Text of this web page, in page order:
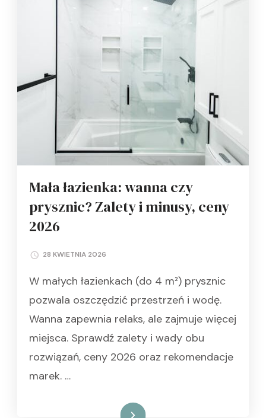
Mała łazienka: wanna czy
prysznic? Zalety i minusy, ceny
2026
28 KWIETNIA 2026
W małych łazienkach (do 4 m²) prysznic
pozwala oszczędzić przestrzeń i wodę.
Wanna zapewnia relaks, ale zajmuje więcej
miejsca. Sprawdź zalety i wady obu
rozwiązań, ceny 2026 oraz rekomendacje
marek. …
Czytaj dalej